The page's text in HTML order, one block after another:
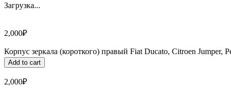
Загрузка...
2,000₽
Корпус зеркала (короткого) правый Fiat Ducato, Citroen Jumper,
Add to cart
2,000₽